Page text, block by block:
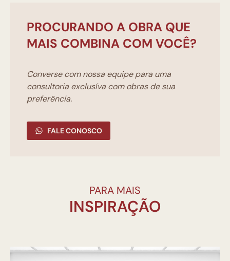
PROCURANDO A OBRA QUE
MAIS COMBINA COM VOCÊ?
Converse com nossa equipe para uma
consultoria exclusíva com obras de sua
preferência.
FALE CONOSCO
PARA MAIS
INSPIRAÇÃO